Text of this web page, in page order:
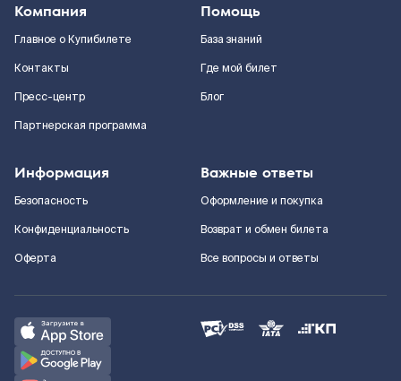
Компания
Главное о Купибилете
Контакты
Пресс-центр
Партнерская программа
Помощь
База знаний
Где мой билет
Блог
Информация
Безопасность
Конфиденциальность
Оферта
Важные ответы
Оформление и покупка
Возврат и обмен билета
Все вопросы и ответы